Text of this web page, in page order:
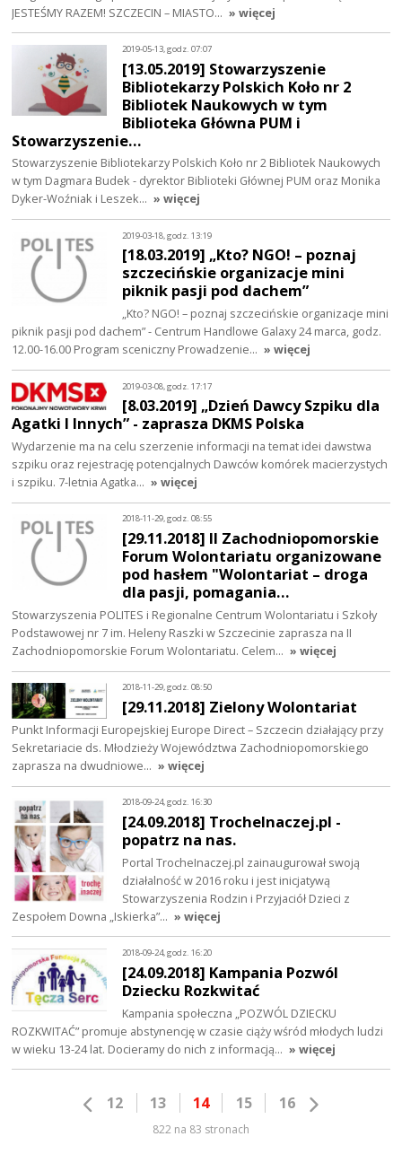
JESTEŚMY RAZEM! SZCZECIN – MIASTO… » więcej
2019-05-13, godz. 07:07
[13.05.2019] Stowarzyszenie
Bibliotekarzy Polskich Koło nr 2
Bibliotek Naukowych w tym
Biblioteka Główna PUM i
Stowarzyszenie…
Stowarzyszenie Bibliotekarzy Polskich Koło nr 2 Bibliotek Naukowych
w tym Dagmara Budek - dyrektor Biblioteki Głównej PUM oraz Monika
Dyker-Woźniak i Leszek… » więcej
2019-03-18, godz. 13:19
[18.03.2019] „Kto? NGO! – poznaj
szczecińskie organizacje mini
piknik pasji pod dachem”
„Kto? NGO! – poznaj szczecińskie organizacje mini
piknik pasji pod dachem” - Centrum Handlowe Galaxy 24 marca, godz.
12.00-16.00 Program sceniczny Prowadzenie… » więcej
2019-03-08, godz. 17:17
[8.03.2019] „Dzień Dawcy Szpiku dla
Agatki I Innych” - zaprasza DKMS Polska
Wydarzenie ma na celu szerzenie informacji na temat idei dawstwa
szpiku oraz rejestrację potencjalnych Dawców komórek macierzystych
i szpiku. 7-letnia Agatka… » więcej
2018-11-29, godz. 08:55
[29.11.2018] II Zachodniopomorskie
Forum Wolontariatu organizowane
pod hasłem "Wolontariat – droga
dla pasji, pomagania…
Stowarzyszenia POLITES i Regionalne Centrum Wolontariatu i Szkoły
Podstawowej nr 7 im. Heleny Raszki w Szczecinie zaprasza na II
Zachodniopomorskie Forum Wolontariatu. Celem… » więcej
2018-11-29, godz. 08:50
[29.11.2018] Zielony Wolontariat
Punkt Informacji Europejskiej Europe Direct – Szczecin działający przy
Sekretariacie ds. Młodzieży Województwa Zachodniopomorskiego
zaprasza na dwudniowe… » więcej
2018-09-24, godz. 16:30
[24.09.2018] TrocheInaczej.pl -
popatrz na nas.
Portal TrocheInaczej.pl zainaugurował swoją
działalność w 2016 roku i jest inicjatywą
Stowarzyszenia Rodzin i Przyjaciół Dzieci z
Zespołem Downa „Iskierka”… » więcej
2018-09-24, godz. 16:20
[24.09.2018] Kampania Pozwól
Dziecku Rozkwitać
Kampania społeczna „POZWÓL DZIECKU
ROZKWITAĆ” promuje abstynencję w czasie ciąży wśród młodych ludzi
w wieku 13-24 lat. Docieramy do nich z informacją… » więcej
12 13 14 15 16
822 na 83 stronach